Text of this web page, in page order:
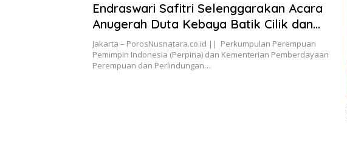
Endraswari Safitri Selenggarakan Acara
Anugerah Duta Kebaya Batik Cilik dan
Remaja Indonesia 2024
Jakarta – PorosNusnatara.co.id || Perkumpulan Perempuan
Pemimpin Indonesia (Perpina) dan Kementerian Pemberdayaan
Perempuan dan Perlindungan…